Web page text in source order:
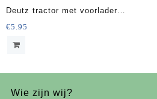
Deutz tractor met voorlader
1394
€5.95
Wie zijn wij?